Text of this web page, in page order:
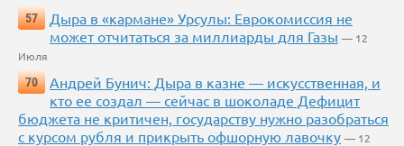
57
Дыра в «кармане» Урсулы: Еврокомиссия не
может отчитаться за миллиарды для Газы — 12
Июля
70
Андрей Бунич: Дыра в казне — искусственная, и
кто ее создал — сейчас в шоколаде Дефицит
бюджета не критичен, государству нужно разобраться
с курсом рубля и прикрыть офшорную лавочку — 12